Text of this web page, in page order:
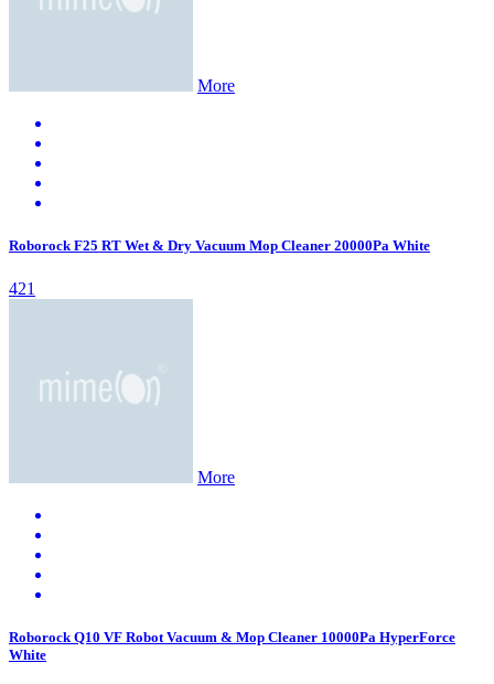
More
Roborock F25 RT Wet & Dry Vacuum Mop Cleaner 20000Pa White
421
More
Roborock Q10 VF Robot Vacuum & Mop Cleaner 10000Pa HyperForce
White